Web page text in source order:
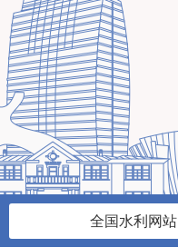
全国水利网站